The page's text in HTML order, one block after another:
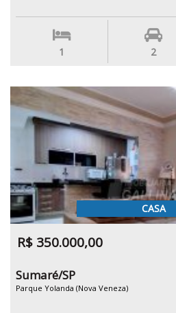
1 2
CASA
R$ 350.000,00
Sumaré/SP
Parque Yolanda (Nova Veneza)